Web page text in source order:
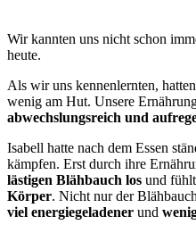
Wir kannten uns nicht schon
heute.
Als wir uns kennenlernten,
wenig am Hut. Unsere
abwechslungsreich und
Isabell hatte nach dem Essen
kämpfen. Erst durch ihre
lästigen Blähbauch los und
Körper. Nicht nur der
viel energiegeladener und